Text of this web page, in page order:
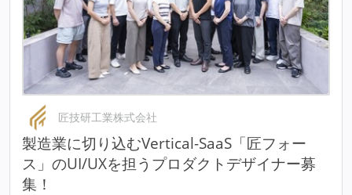
匠技研工業株式会社
製造業に切り込むVertical-SaaS「匠フォー
ス」のUI/UXを担うプロダクトデザイナー募
集！